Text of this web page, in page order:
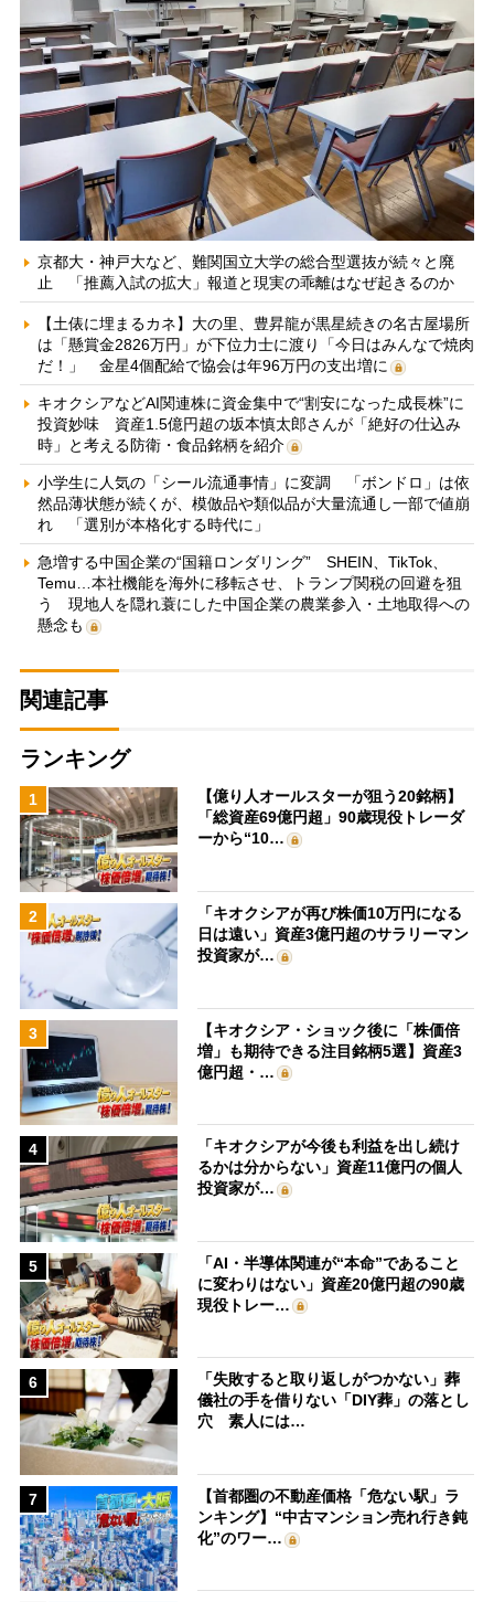
京都大・神戸大など、難関国立大学の総合型選抜が続々と廃
止 「推薦入試の拡大」報道と現実の乖離はなぜ起きるのか
【土俵に埋まるカネ】大の里、豊昇龍が黒星続きの名古屋場所
は「懸賞金2826万円」が下位力士に渡り「今日はみんなで焼肉
だ！」 金星4個配給で協会は年96万円の支出増に
キオクシアなどAI関連株に資金集中で“割安になった成長株”に
投資妙味 資産1.5億円超の坂本慎太郎さんが「絶好の仕込み
時」と考える防衛・食品銘柄を紹介
小学生に人気の「シール流通事情」に変調 「ボンドロ」は依
然品薄状態が続くが、模倣品や類似品が大量流通し一部で値崩
れ 「選別が本格化する時代に」
急増する中国企業の“国籍ロンダリング” SHEIN、TikTok、
Temu…本社機能を海外に移転させ、トランプ関税の回避を狙
う 現地人を隠れ蓑にした中国企業の農業参入・土地取得への
懸念も
関連記事
ランキング
1
【億り人オールスターが狙う20銘柄】
「総資産69億円超」90歳現役トレーダ
ーから“10…
2
「キオクシアが再び株価10万円になる
日は遠い」資産3億円超のサラリーマン
投資家が…
3
【キオクシア・ショック後に「株価倍
増」も期待できる注目銘柄5選】資産3
億円超・…
4
「キオクシアが今後も利益を出し続け
るかは分からない」資産11億円の個人
投資家が…
5
「AI・半導体関連が“本命”であること
に変わりはない」資産20億円超の90歳
現役トレー…
6
「失敗すると取り返しがつかない」葬
儀社の手を借りない「DIY葬」の落とし
穴 素人には…
7
【首都圏の不動産価格「危ない駅」ラ
ンキング】“中古マンション売れ行き鈍
化”のワー…